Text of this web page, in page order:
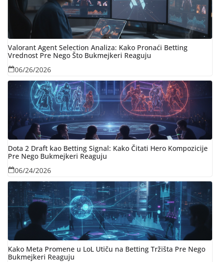
Valorant Agent Selection Analiza: Kako Pronaći Betting
Vrednost Pre Nego Što Bukmejkeri Reaguju
06/26/2026
Dota 2 Draft kao Betting Signal: Kako Čitati Hero Kompozicije
Pre Nego Bukmejkeri Reaguju
06/24/2026
Kako Meta Promene u LoL Utiču na Betting Tržišta Pre Nego
Bukmejkeri Reaguju